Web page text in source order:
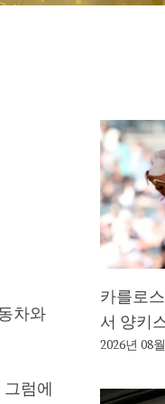
차와
럼에
카를로
서 양키
2026년 08